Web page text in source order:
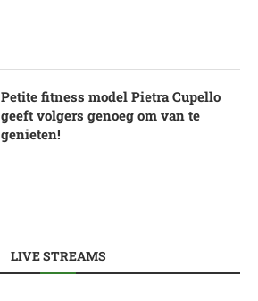
Petite fitness model Pietra Cupello
geeft volgers genoeg om van te
genieten!
LIVE STREAMS